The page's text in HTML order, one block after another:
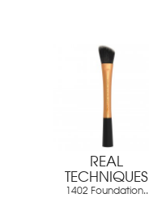
REAL
TECHNIQUES
1402 Foundation..